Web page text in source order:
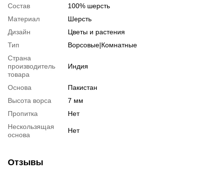
Состав
100% шерсть
Материал
Шерсть
Дизайн
Цветы и растения
Тип
Ворсовые|Комнатные
Страна
производитель
товара
Индия
Основа
Пакистан
Высота ворса
7 мм
Пропитка
Нет
Нескользящая
основа
Нет
Отзывы